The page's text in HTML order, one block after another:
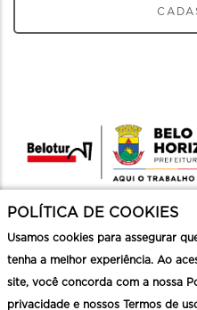
POLÍTICA DE COOKIES
Usamos cookies para assegurar
tenha a melhor experiência. Ao
site, você concorda com a nossa
privacidade e nossos Termos de